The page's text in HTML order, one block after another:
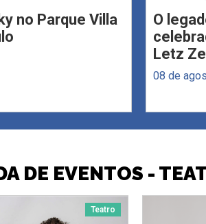
no Parque Villa
O
Letz
08 de
DE EVENTOS -
Teatro